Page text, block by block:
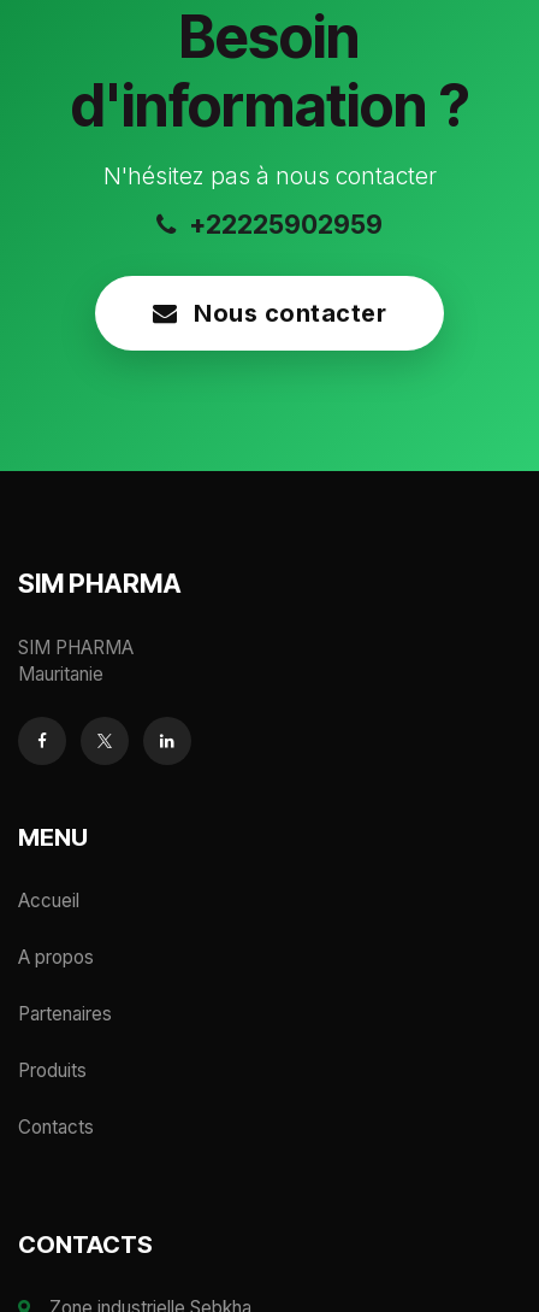
Besoin
d'information ?
N'hésitez pas à nous contacter
+22225902959
Nous contacter
SIM PHARMA
SIM PHARMA
Mauritanie
MENU
Accueil
A propos
Partenaires
Produits
Contacts
CONTACTS